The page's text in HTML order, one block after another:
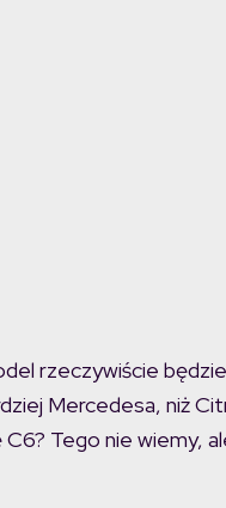
rzeczywiście będzie
Mercedesa, niż
Tego nie wiemy,